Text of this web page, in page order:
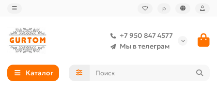
р
+7 950 847 4577
Мы в телеграм
Каталог